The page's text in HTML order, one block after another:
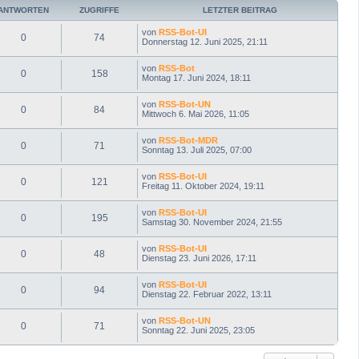
n
ZUGRIFFE LETZTER BEITRAG
0 74 von RSS-Bot-UI
Donnerstag 12. Juni 2025, 21:11
0 158 von RSS-Bot
Montag 17. Juni 2024, 18:11
0 84 von RSS-Bot-UN
Mittwoch 6. Mai 2026, 11:05
0 71 von RSS-Bot-MDR
Sonntag 13. Juli 2025, 07:00
0 121 von RSS-Bot-UI
Freitag 11. Oktober 2024, 19:11
0 195 von RSS-Bot-UI
Samstag 30. November 2024, 21:55
0 48 von RSS-Bot-UI
Dienstag 23. Juni 2026, 17:11
0 94 von RSS-Bot-UI
Dienstag 22. Februar 2022, 13:11
0 71 von RSS-Bot-UN
Sonntag 22. Juni 2025, 23:05